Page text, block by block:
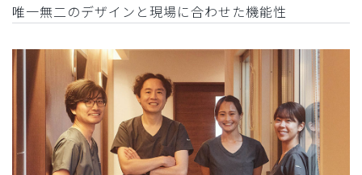
唯一無二のデザインと現場に合わせた機能性